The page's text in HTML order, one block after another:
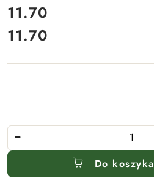
cena:
11.70
Cena:
11.70
Ilość
Do koszyka